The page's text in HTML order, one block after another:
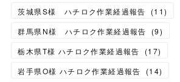
茨城県S様 ハチロク作業経過報告
(11)
群馬県N様 ハチロク作業経過報告
(9)
栃木県T様 ハチロク作業経過報告
(17)
岩手県O様 ハチロク作業経過報告
(14)